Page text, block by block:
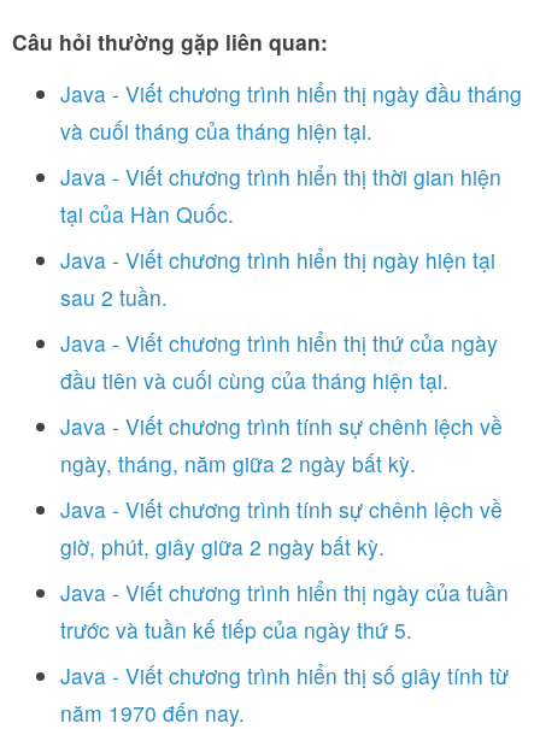
Câu hỏi thường gặp liên quan:
Java - Viết chương trình hiển thị ngày đầu tháng
và cuối tháng của tháng hiện tại.
Java - Viết chương trình hiển thị thời gian hiện
tại của Hàn Quốc.
Java - Viết chương trình hiển thị ngày hiện tại
sau 2 tuần.
Java - Viết chương trình hiển thị thứ của ngày
đầu tiên và cuối cùng của tháng hiện tại.
Java - Viết chương trình tính sự chênh lệch về
ngày, tháng, năm giữa 2 ngày bất kỳ.
Java - Viết chương trình tính sự chênh lệch về
giờ, phút, giây giữa 2 ngày bất kỳ.
Java - Viết chương trình hiển thị ngày của tuần
trước và tuần kế tiếp của ngày thứ 5.
Java - Viết chương trình hiển thị số giây tính từ
năm 1970 đến nay.